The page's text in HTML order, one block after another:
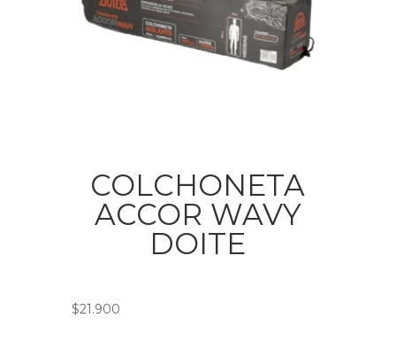
COLCHONETA
ACCOR WAVY
DOITE
$21.900